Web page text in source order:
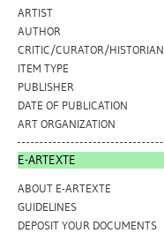
ARTIST
AUTHOR
CRITIC/CURATOR/HISTORIAN
ITEM TYPE
PUBLISHER
DATE OF PUBLICATION
ART ORGANIZATION
E-ARTEXTE
ABOUT E-ARTEXTE
GUIDELINES
DEPOSIT YOUR DOCUMENTS